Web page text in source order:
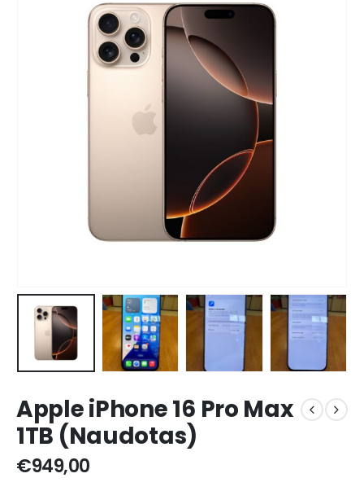
Apple iPhone 16 Pro Max
1TB (Naudotas)
€949,00